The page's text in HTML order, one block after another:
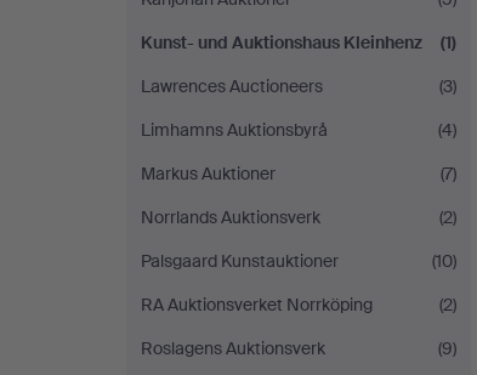
Kunst- und Auktionshaus Kleinhenz
(1)
Lawrences Auctioneers
(3)
Limhamns Auktionsbyrå
(4)
Markus Auktioner
(7)
Norrlands Auktionsverk
(2)
Palsgaard Kunstauktioner
(10)
RA Auktionsverket Norrköping
(2)
Roslagens Auktionsverk
(9)